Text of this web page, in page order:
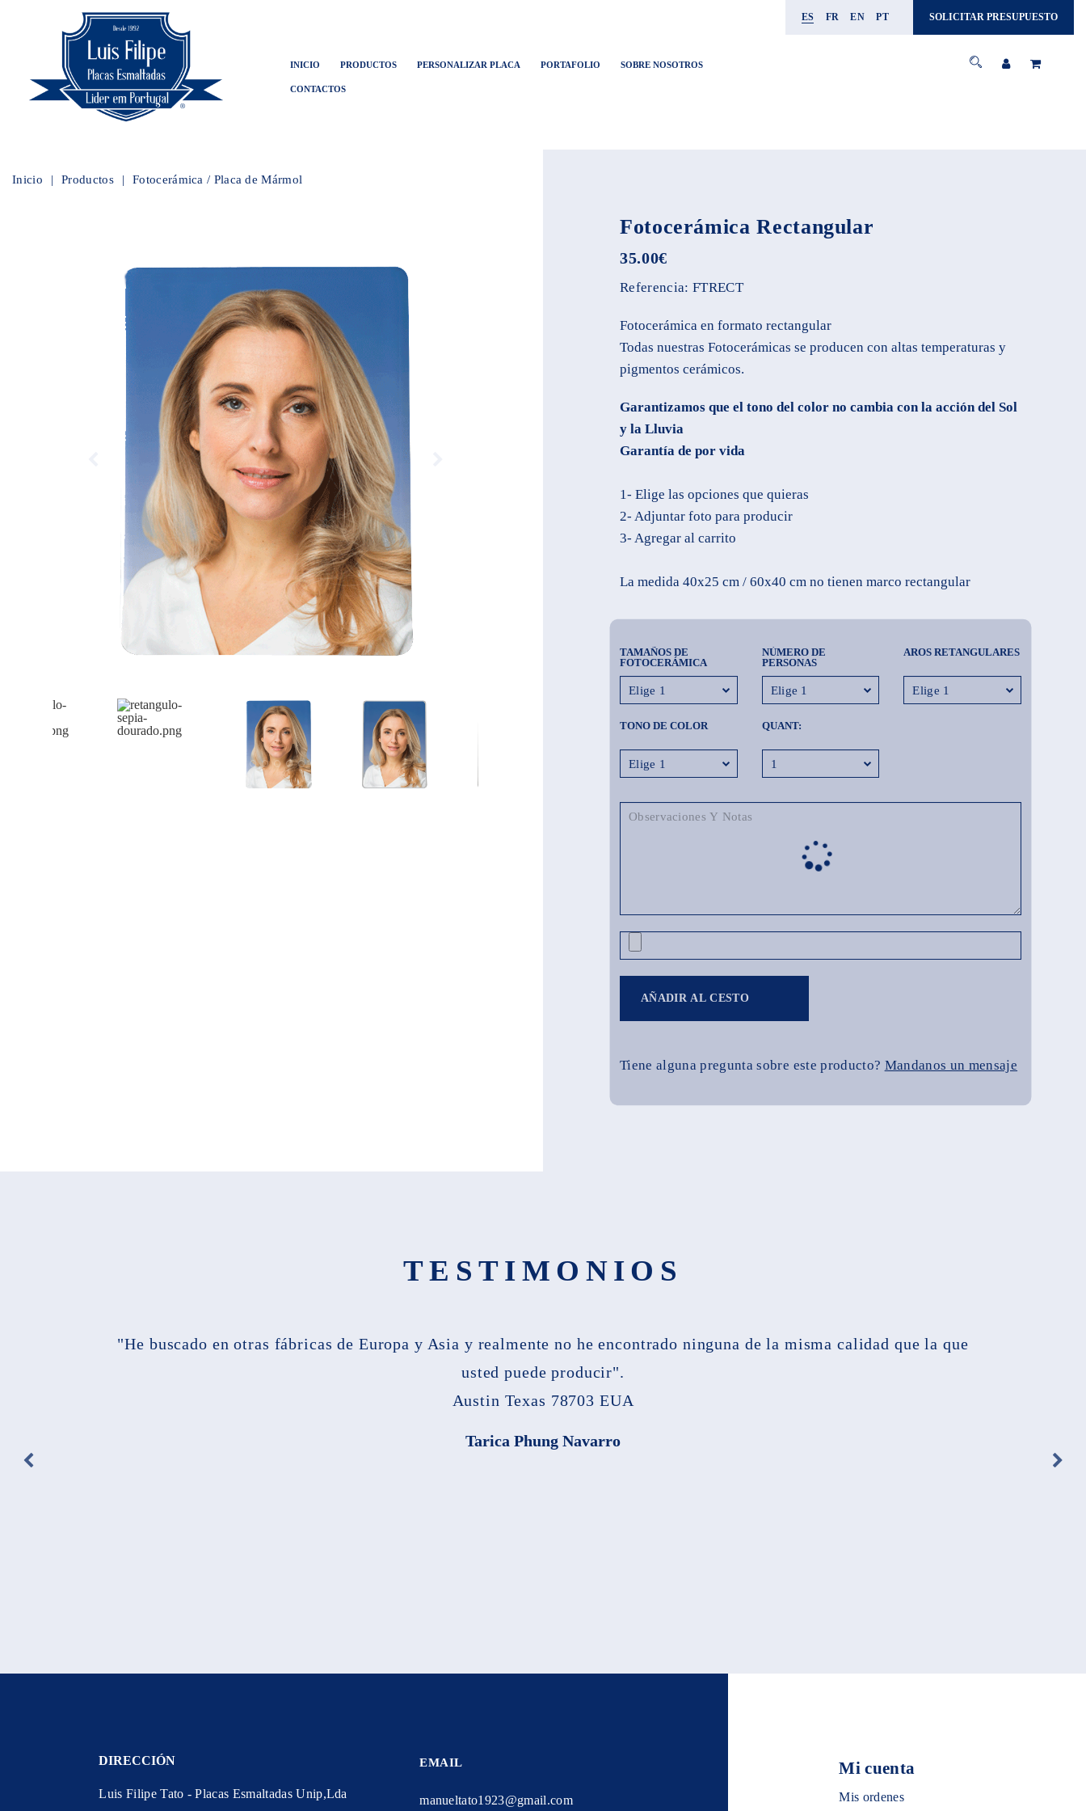
INICIO PRODUCTOS PERSONALIZAR PLACA PORTAFOLIO SOBRE NOSOTROS
CONTACTOS
ES FR EN PT SOLICITAR PRESUPUESTO
Inicio Productos Fotocerámica / Placa de Mármol
Fotocerámica Rectangular
35.00€
Referencia: FTRECT
Fotocerámica en formato rectangular
Todas nuestras Fotocerámicas se producen con altas temperaturas y
pigmentos cerámicos.
Garantizamos que el tono del color no cambia con la acción del Sol
y la Lluvia
Garantía de por vida
1- Elige las opciones que quieras
2- Adjuntar foto para producir
3- Agregar al carrito
La medida 40x25 cm / 60x40 cm no tienen marco rectangular
TAMAÑOS DE
FOTOCERÁMICA
NÚMERO DE
PERSONAS
AROS RETANGULARES
TONO DE COLOR QUANT:
AÑADIR AL CESTO
Tiene alguna pregunta sobre este producto? Mandanos un mensaje
TESTIMONIOS
"He buscado en otras fábricas de Europa y Asia y realmente no he encontrado ninguna de la misma calidad que la que
usted puede producir".
Austin Texas 78703 EUA
Tarica Phung Navarro
DIRECCIÓN
Luis Filipe Tato - Placas Esmaltadas Unip,Lda
EMAIL
manueltato1923@gmail.com
Mi cuenta
Mis ordenes